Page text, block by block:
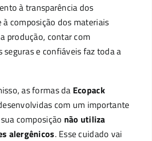
à transparência dos
à composição dos materiais
produção, contar com
seguras e confiáveis faz toda a
as formas da Ecopack
com um importante
composição não utiliza
alergênicos. Esse cuidado vai